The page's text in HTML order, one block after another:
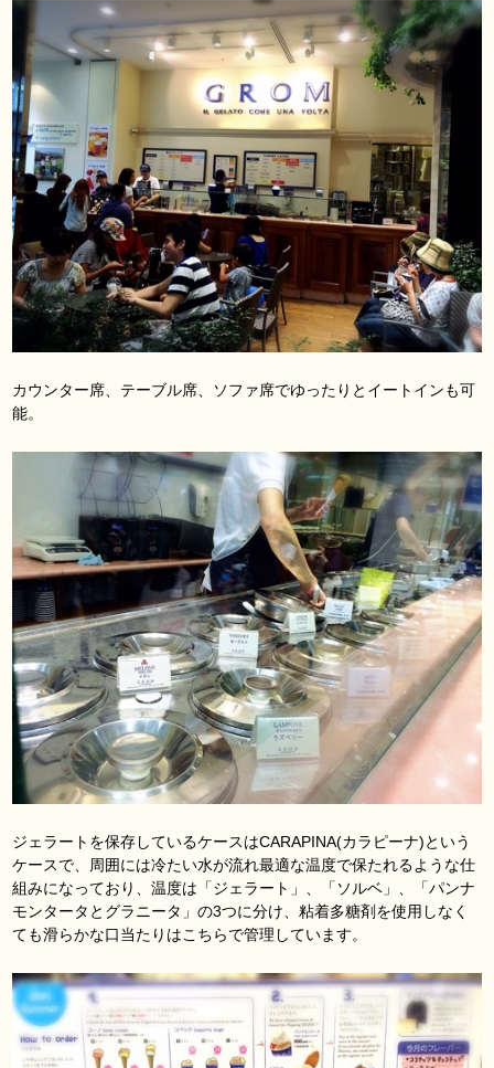
カウンター席、テーブル席、ソファ席でゆったりとイートインも可
能。
ジェラートを保存しているケースはCARAPINA(カラピーナ)という
ケースで、周囲には冷たい水が流れ最適な温度で保たれるような仕
組みになっており、温度は「ジェラート」、「ソルベ」、「パンナ
モンタータとグラニータ」の3つに分け、粘着多糖剤を使用しなく
ても滑らかな口当たりはこちらで管理しています。